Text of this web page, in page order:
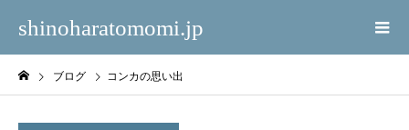
shinoharatomomi.jp
ブログ コンカの思い出